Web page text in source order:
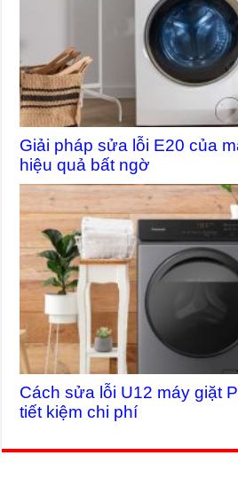
Giải pháp sửa lỗi E20 của
hiệu quả bất ngờ
Cách sửa lỗi U12 máy giặt
tiết kiệm chi phí